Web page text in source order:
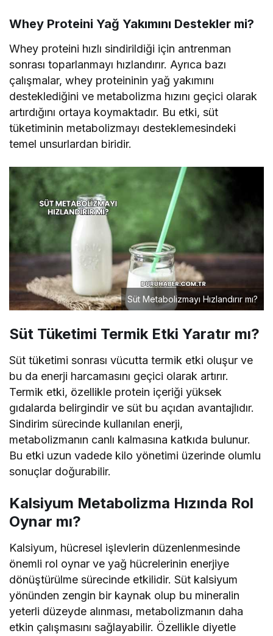
Whey Proteini Yağ Yakımını Destekler mi?
Whey proteini hızlı sindirildiği için antrenman
sonrası toparlanmayı hızlandırır. Ayrıca bazı
çalışmalar, whey proteininin yağ yakımını
desteklediğini ve metabolizma hızını geçici olarak
artırdığını ortaya koymaktadır. Bu etki, süt
tüketiminin metabolizmayı desteklemesindeki
temel unsurlardan biridir.
Süt Metabolizmayı Hızlandırır mı?
Süt Tüketimi Termik Etki Yaratır mı?
Süt tüketimi sonrası vücutta termik etki oluşur ve
bu da enerji harcamasını geçici olarak artırır.
Termik etki, özellikle protein içeriği yüksek
gıdalarda belirgindir ve süt bu açıdan avantajlıdır.
Sindirim sürecinde kullanılan enerji,
metabolizmanın canlı kalmasına katkıda bulunur.
Bu etki uzun vadede kilo yönetimi üzerinde olumlu
sonuçlar doğurabilir.
Kalsiyum Metabolizma Hızında Rol
Oynar mı?
Kalsiyum, hücresel işlevlerin düzenlenmesinde
önemli rol oynar ve yağ hücrelerinin enerjiye
dönüştürülme sürecinde etkilidir. Süt kalsiyum
yönünden zengin bir kaynak olup bu mineralin
yeterli düzeyde alınması, metabolizmanın daha
etkin çalışmasını sağlayabilir. Özellikle diyetle